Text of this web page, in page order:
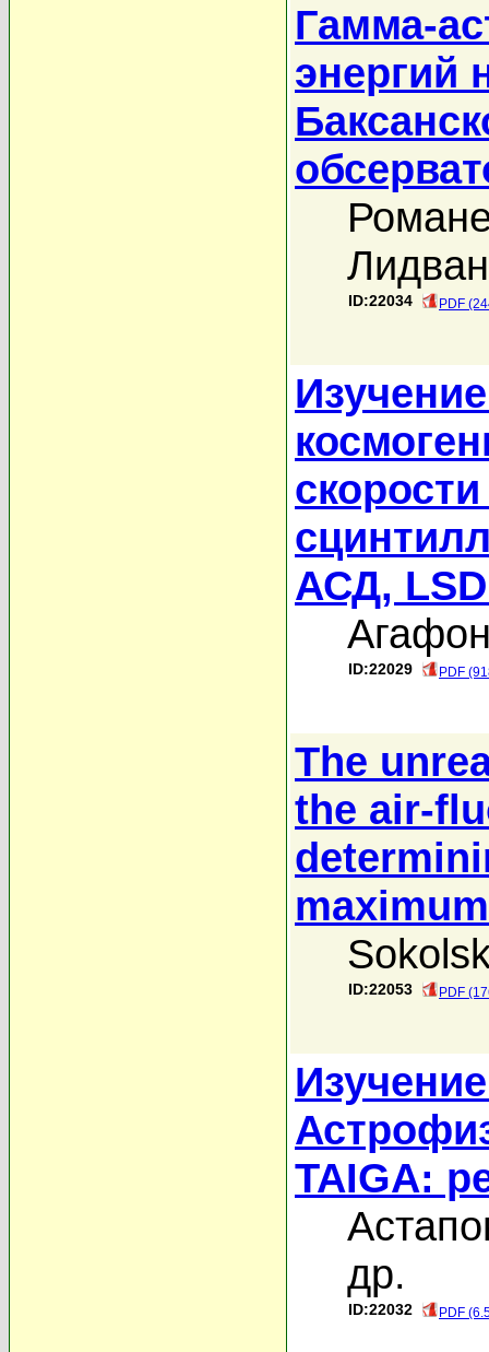
Гамма-
энергий
ID:22034 PDF
АСД,
ID:22029 PDF
The
the air-
maximum
ID:22053 PDF
TAIGA:
дp.
ID:22032 PDF